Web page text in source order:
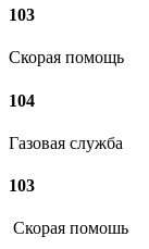
103
Скорая помощь
104
Газовая служба
103
Скорая помошь